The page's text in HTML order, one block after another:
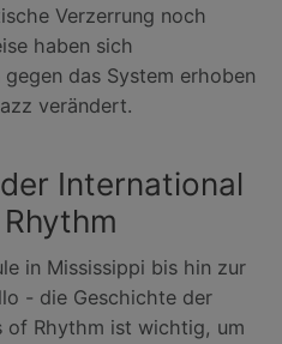
Verzerrung noch
haben sich
das System erhoben
verändert.
International
in Mississippi bis hin zur
- die Geschichte der
of Rhythm ist wichtig, um